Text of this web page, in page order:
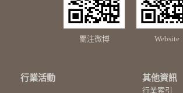
關注微博 Website
行業活動 其他資訊
行業索引